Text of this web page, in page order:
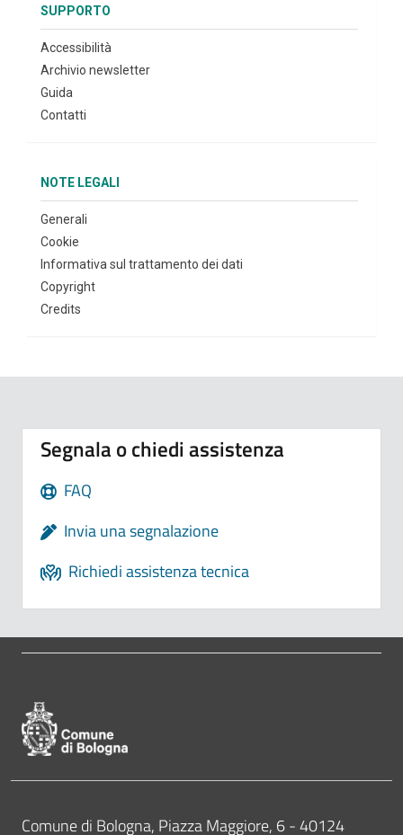
SUPPORTO
Accessibilità
Archivio newsletter
Guida
Contatti
NOTE LEGALI
Generali
Cookie
Informativa sul trattamento dei dati
Copyright
Credits
Segnala o chiedi assistenza
FAQ
Invia una segnalazione
Richiedi assistenza tecnica
Contatti
Comune di Bologna, Piazza Maggiore, 6 - 40124